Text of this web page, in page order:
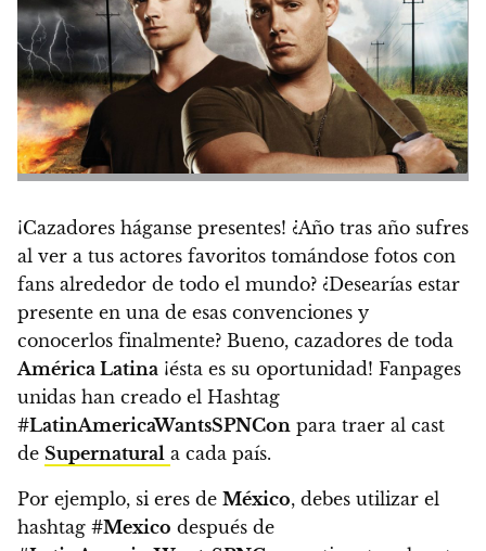
¡Cazadores háganse presentes! ¿Año tras año sufres
al ver a tus actores favoritos tomándose fotos con
fans alrededor de todo el mundo? ¿Desearías estar
presente en una de esas convenciones y
conocerlos finalmente? Bueno, cazadores de toda
América Latina ¡ésta es su oportunidad! Fanpages
unidas han creado el Hashtag
#LatinAmericaWantsSPNCon para traer al cast
de Supernatural a cada país.
Por ejemplo, si eres de México, debes utilizar el
hashtag #Mexico después de